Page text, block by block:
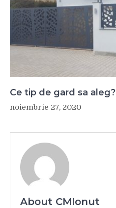
Ce tip de gard sa aleg?
noiembrie 27, 2020
About CMIonut